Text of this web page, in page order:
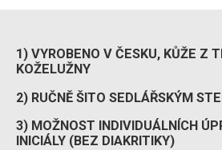
1) VYROBENO V ČESKU, KŮŽE Z
KOŽELUŽNY
2) RUČNĚ ŠITO SEDLÁŘSKÝM
3) MOŽNOST INDIVIDUÁLNÍCH
INICIÁLY (BEZ DIAKRITIKY)